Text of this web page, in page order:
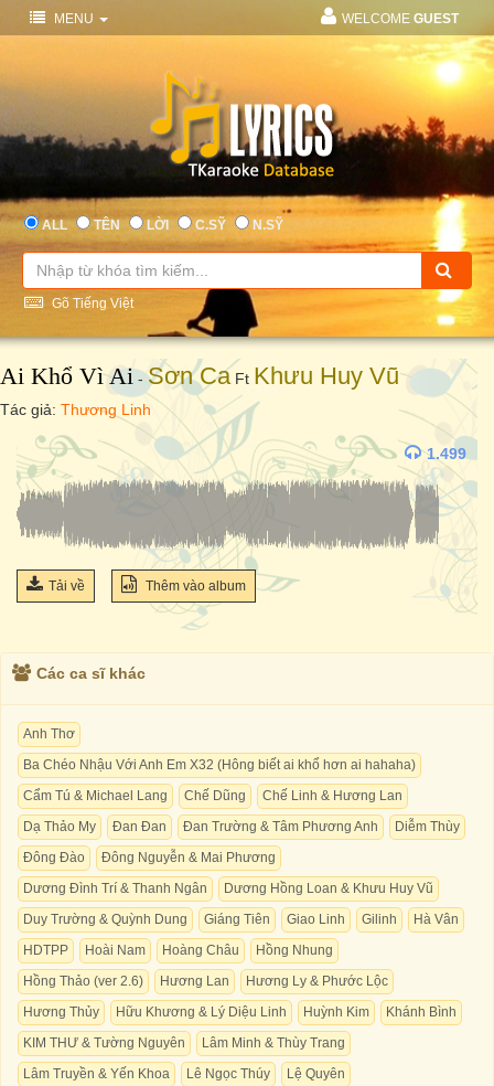
MENU WELCOME GUEST
ALL TÊN LỜI C.SỸ N.SỸ
Gõ Tiếng Việt
Ai Khổ Vì Ai -Sơn Ca Ft Khưu Huy Vũ
Tác giả: Thương Linh
1.499
Tải về Thêm vào album
Các ca sĩ khác
Anh Thơ
Ba Chéo Nhậu Với Anh Em X32 (Hông biết ai khổ hơn ai hahaha)
Cẩm Tú & Michael Lang
Chế Dũng
Chế Linh & Hương Lan
Dạ Thảo My
Đan Đan Đan Trường & Tâm Phương Anh
Diễm Thùy
Đông Đào
Đông Nguyễn & Mai Phương
Dương Đình Trí & Thanh Ngân
Dương Hồng Loan & Khưu Huy Vũ
Duy Trường & Quỳnh Dung
Giáng Tiên Giao Linh Gilinh
Hà Vân
HDTPP
Hoài Nam Hoàng Châu
Hồng Nhung
Hồng Thảo (ver 2.6)
Hương Lan
Hương Ly & Phước Lộc
Hương Thủy
Hữu Khương & Lý Diệu Linh Huỳnh Kim
Khánh Bình
KIM THƯ & Tường Nguyên
Lâm Minh & Thùy Trang
Lâm Truyền & Yến Khoa
Lê Ngọc Thúy
Lệ Quyên